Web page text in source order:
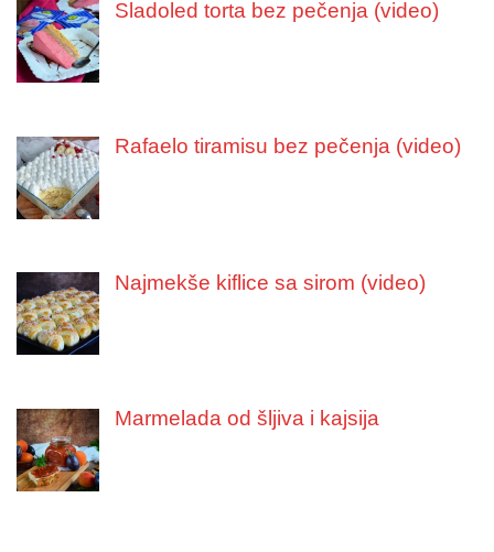
Sladoled torta bez pečenja (video)
Rafaelo tiramisu bez pečenja (video)
Najmekše kiflice sa sirom (video)
Marmelada od šljiva i kajsija